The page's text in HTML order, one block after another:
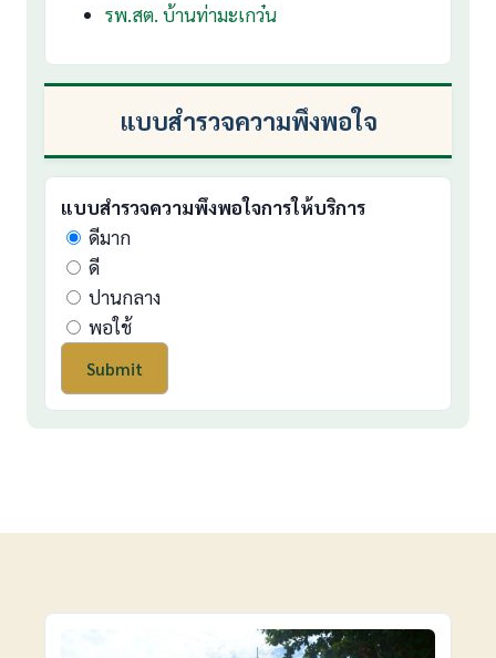
รพ.สต. บ้านท่ามะเกว๋น
แบบสำรวจความพึงพอใจ
แบบสำรวจความพึงพอใจการให้บริการ
ดีมาก
ดี
ปานกลาง
พอใช้